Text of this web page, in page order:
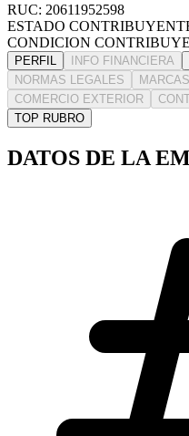
RUC: 20611952598
ESTADO
CONDICION
PERFIL INFO FINANCIERA
NORMAS LEGALES
COMERCIO EXTERIOR
TOP RUBRO
DATOS DE LA